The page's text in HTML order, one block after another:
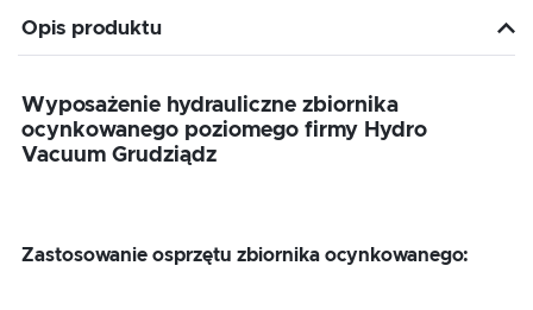
Opis produktu
Wyposażenie hydrauliczne zbiornika
ocynkowanego poziomego firmy Hydro
Vacuum Grudziądz
Zastosowanie osprzętu zbiornika ocynkowanego: